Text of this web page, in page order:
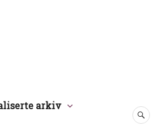
arkiv
SØK